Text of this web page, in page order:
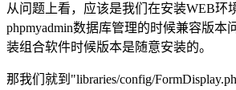
从问题上看，应该是我们在安装WEB环
phpmyadmin数据库管理的时候兼容版本
装组合软件时候版本是随意安装的。
那我们就到"libraries/config/